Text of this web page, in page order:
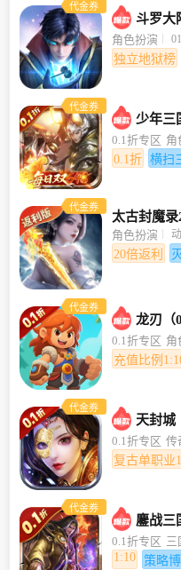
代金券
斗罗大
角色扮演
独立地狱榜
代金券
少年三
0.1折专区 角
0.1折 横扫
代金券
太古封魔录
角色扮演
20倍返利
代金券
龙刃（
0.1折专区 角
充值比例
代金券
0.1折专区 传
复古单职业
代金券
鏖战三
0.1折专区 三
1:10 策略